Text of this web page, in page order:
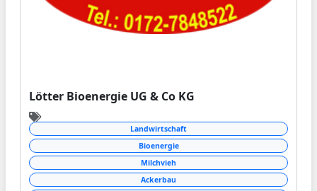
Lötter Bioenergie UG & Co KG
Landwirtschaft
Bioenergie
Milchvieh
Ackerbau